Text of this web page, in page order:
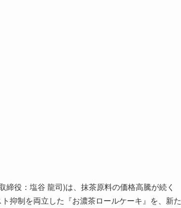
役：塩谷 龍司)は、抹茶原料の価格高騰が続く
抑制を両立した『お濃茶ロールケーキ』を、新た